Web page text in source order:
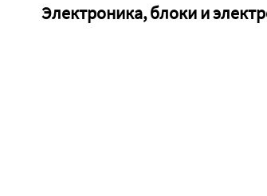
Электроника, блоки и